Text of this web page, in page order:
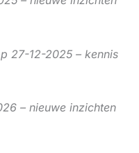
27-12-2025 – kennis
– nieuwe inzichten